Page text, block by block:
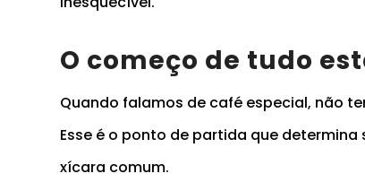
O começo de tudo
Quando falamos de café especial, não
Esse é o ponto de partida que
xícara comum.